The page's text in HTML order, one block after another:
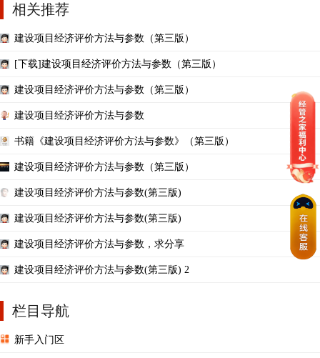
相关推荐
建设项目经济评价方法与参数（第三版）
[下载]建设项目经济评价方法与参数（第三版）
建设项目经济评价方法与参数（第三版）
建设项目经济评价方法与参数
书籍《建设项目经济评价方法与参数》（第三版）
建设项目经济评价方法与参数（第三版）
建设项目经济评价方法与参数(第三版)
建设项目经济评价方法与参数(第三版)
建设项目经济评价方法与参数，求分享
建设项目经济评价方法与参数(第三版) 2
栏目导航
新手入门区